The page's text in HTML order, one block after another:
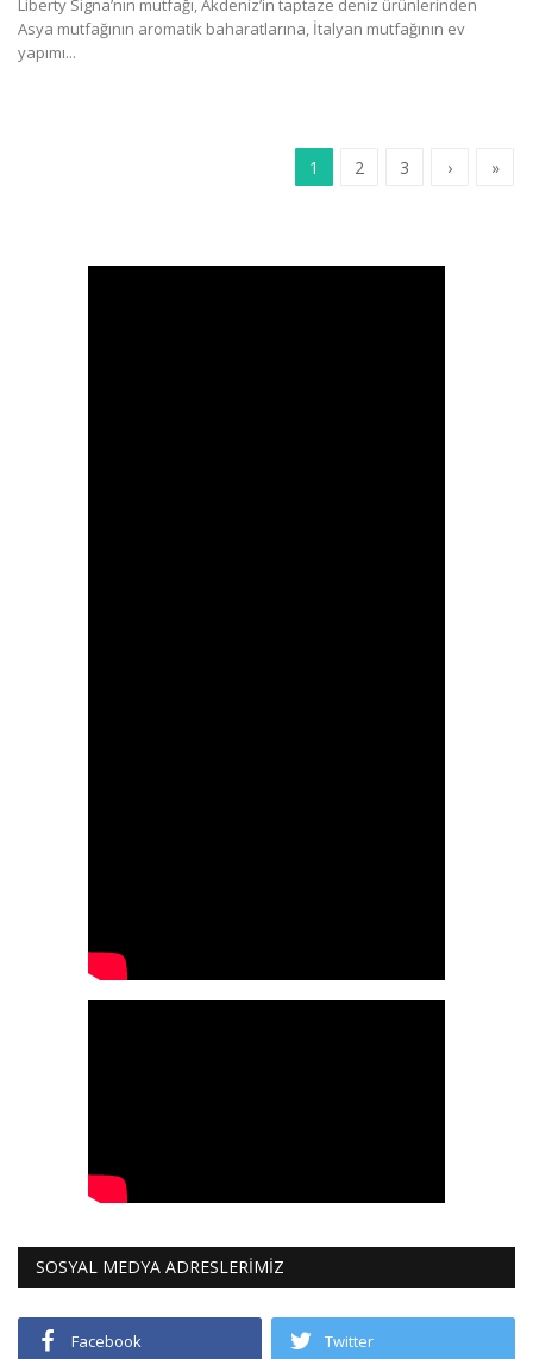
Liberty Signa’nın mutfağı, Akdeniz’in taptaze deniz ürünlerinden
Asya mutfağının aromatik baharatlarına, İtalyan mutfağının ev
yapımı...
1 2 3 › »
SOSYAL MEDYA ADRESLERİMİZ
Facebook Twitter